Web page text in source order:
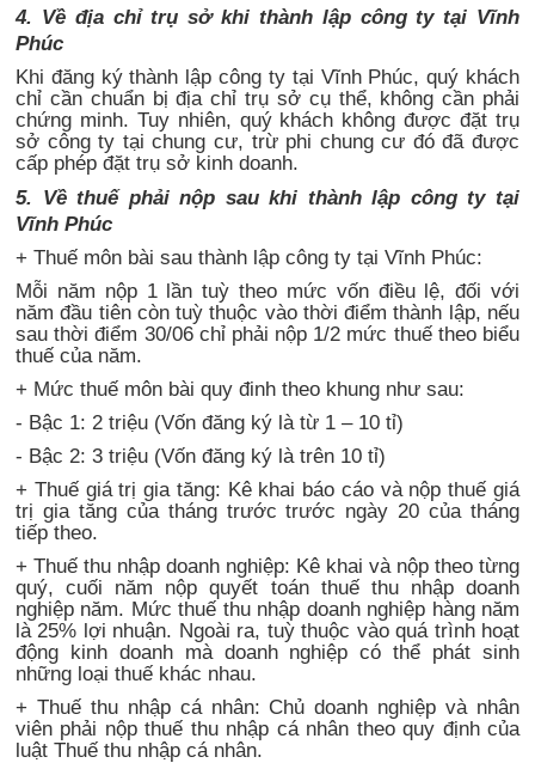
4. Về địa chỉ trụ sở khi thành lập công ty tại Vĩnh
Phúc
Khi đăng ký thành lập công ty tại Vĩnh Phúc, quý khách
chỉ cần chuẩn bị địa chỉ trụ sở cụ thể, không cần phải
chứng minh. Tuy nhiên, quý khách không được đặt trụ
sở công ty tại chung cư, trừ phi chung cư đó đã được
cấp phép đặt trụ sở kinh doanh.
5. Về thuế phải nộp sau khi thành lập công ty tại
Vĩnh Phúc
+ Thuế môn bài sau thành lập công ty tại Vĩnh Phúc:
Mỗi năm nộp 1 lần tuỳ theo mức vốn điều lệ, đối với
năm đầu tiên còn tuỳ thuộc vào thời điểm thành lập, nếu
sau thời điểm 30/06 chỉ phải nộp 1/2 mức thuế theo biểu
thuế của năm.
+ Mức thuế môn bài quy đinh theo khung như sau:
- Bậc 1: 2 triệu (Vốn đăng ký là từ 1 – 10 tỉ)
- Bậc 2: 3 triệu (Vốn đăng ký là trên 10 tỉ)
+ Thuế giá trị gia tăng: Kê khai báo cáo và nộp thuế giá
trị gia tăng của tháng trước trước ngày 20 của tháng
tiếp theo.
+ Thuế thu nhập doanh nghiệp: Kê khai và nộp theo từng
quý, cuối năm nộp quyết toán thuế thu nhập doanh
nghiệp năm. Mức thuế thu nhập doanh nghiệp hàng năm
là 25% lợi nhuận. Ngoài ra, tuỳ thuộc vào quá trình hoạt
động kinh doanh mà doanh nghiệp có thể phát sinh
những loại thuế khác nhau.
+ Thuế thu nhập cá nhân: Chủ doanh nghiệp và nhân
viên phải nộp thuế thu nhập cá nhân theo quy định của
luật Thuế thu nhập cá nhân.